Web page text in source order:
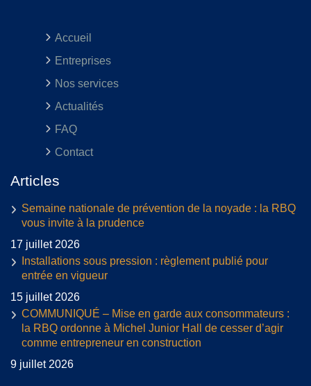
Accueil
Entreprises
Nos services
Actualités
FAQ
Contact
Articles
Semaine nationale de prévention de la noyade : la RBQ
vous invite à la prudence
17 juillet 2026
Installations sous pression : règlement publié pour
entrée en vigueur
15 juillet 2026
COMMUNIQUÉ – Mise en garde aux consommateurs :
la RBQ ordonne à Michel Junior Hall de cesser d’agir
comme entrepreneur en construction
9 juillet 2026